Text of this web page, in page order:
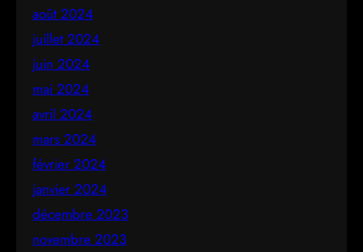
août 2024
juillet 2024
juin 2024
mai 2024
avril 2024
mars 2024
février 2024
janvier 2024
décembre 2023
novembre 2023